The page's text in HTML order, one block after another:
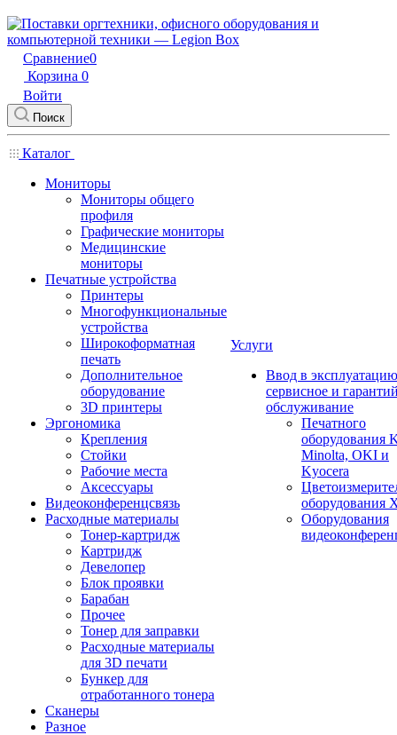
Сравнение0
Корзина 0
Войти
Поиск
Каталог
Мониторы
Мониторы общего
профиля
Графические мониторы
Медицинские
мониторы
Печатные устройства
Принтеры
Многофункциональные
устройства
Широкоформатная
печать
Дополнительное
оборудование
3D принтеры
Эргономика
Крепления
Стойки
Рабочие места
Аксессуары
Видеоконференцсвязь
Расходные материалы
Тонер-картридж
Картридж
Девелопер
Блок проявки
Барабан
Прочее
Тонер для заправки
Расходные материалы
для 3D печати
Бункер для
отработанного тонера
Сканеры
Разное
Услуги
Ввод в
сервисное и
обслуживание
Печатного
оборудования
Minolta, OKI и
Kyocera
оборудования
Оборудования